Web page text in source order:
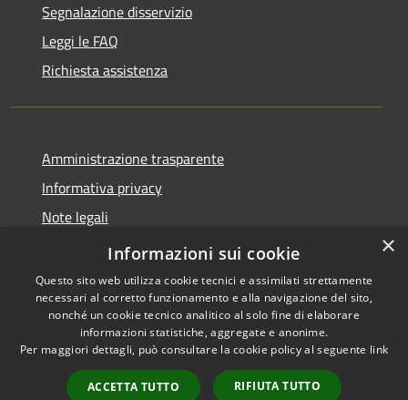
Segnalazione disservizio
Leggi le FAQ
Richiesta assistenza
Amministrazione trasparente
Informativa privacy
Note legali
Dichiarazione di accessibilità
Accessibilità
Copyright © 2026 • Comune di
Aosta • Powered by
Municipium•
Accesso
×
Informazioni sui cookie
Questo sito web utilizza cookie tecnici e assimilati strettamente
necessari al corretto funzionamento e alla navigazione del sito,
nonché un cookie tecnico analitico al solo fine di elaborare
informazioni statistiche, aggregate e anonime.
Per maggiori dettagli, può consultare la cookie policy al seguente link
ACCETTA TUTTO RIFIUTA TUTTO